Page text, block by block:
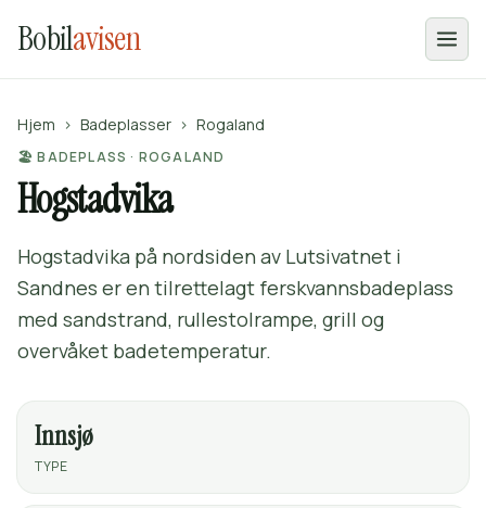
Bobilavisen
Hjem › Badeplasser › Rogaland
🏖️ BADEPLASS · ROGALAND
Hogstadvika
Hogstadvika på nordsiden av Lutsivatnet i
Sandnes er en tilrettelagt ferskvannsbadeplass
med sandstrand, rullestolrampe, grill og
overvåket badetemperatur.
Innsjø
TYPE